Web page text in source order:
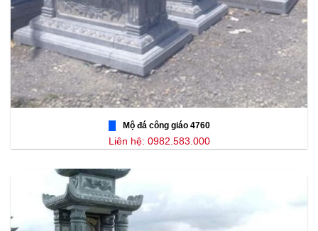
Mộ đá công giáo 4760
Liên hệ: 0982.583.000